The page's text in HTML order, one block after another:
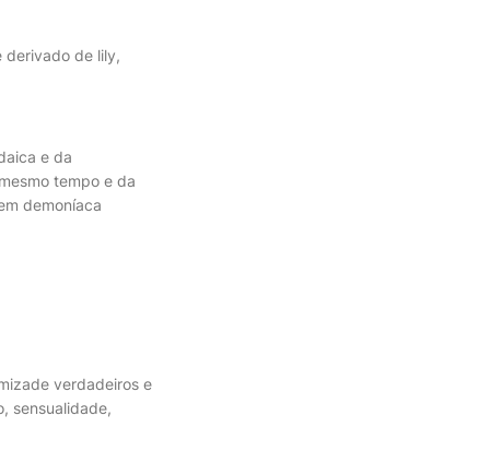
derivado de lily,
tempo e da
demoníaca
verdadeiros e
sensualidade,